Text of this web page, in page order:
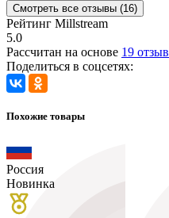
Смотреть все отзывы (16)
Рейтинг Millstream
5.0
Рассчитан на основе 19
Поделиться в соцсетях:
Похожие товары
Россия
Новинка